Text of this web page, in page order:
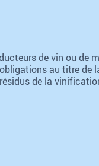
de vin ou de
au titre de
de la